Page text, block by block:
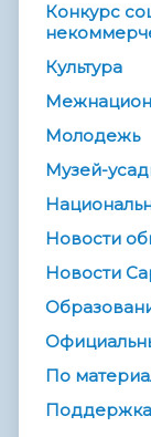
Конкурс
Культура
Молодежь
Музей-
Новости
Новости
По
Поддержка